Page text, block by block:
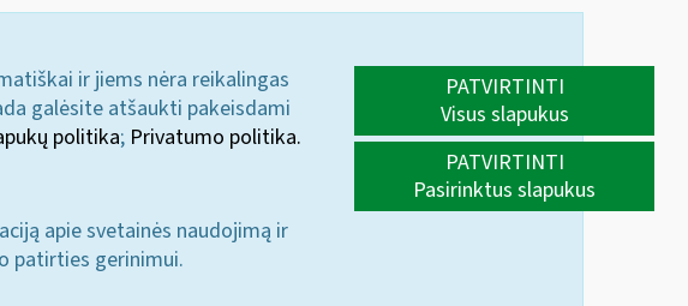
ir jiems nėra reikalingas
galėsite atšaukti pakeisdami
politika; Privatumo politika.
apie svetainės naudojimą ir
patirties gerinimui.
PATVIRTINTI
Visus slapukus
PATVIRTINTI
Pasirinktus slapukus